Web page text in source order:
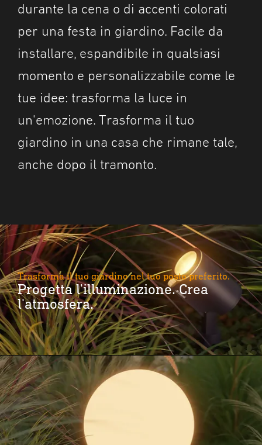
durante la cena o di accenti colorati
per una festa in giardino. Facile da
installare, espandibile in qualsiasi
momento e personalizzabile come le
tue idee: trasforma la luce in
un'emozione. Trasforma il tuo
giardino in una casa che rimane tale,
anche dopo il tramonto.
Trasforma il tuo giardino nel tuo posto preferito.
Progetta l'illuminazione. Crea
l'atmosfera.
Per accenti di grande effetto in aiuole e
piantagioni
Per calde isole di luce in giardino e in
terrazza
Per percorsi di carattere ed effetti
suggestivi sul pavimento